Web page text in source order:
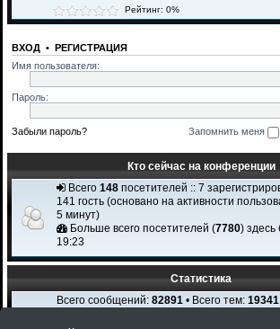
Рейтинг: 0%
ВХОД • РЕГИСТРАЦИЯ
Имя пользователя:
Пароль:
Забыли пароль? Запомнить меня
Кто сейчас на конференции
Всего 148 посетителей :: 7
141 гость (основано на активности
5 минут)
Больше всего посетителей (7780) здесь
19:23
Статистика
Всего сообщений: 82891 • Всего тем: 19341